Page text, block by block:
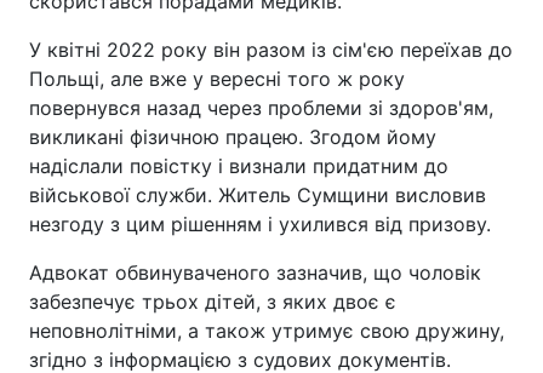
У квітні 2022 року він разом із сім'єю переїхав до
Польщі, але вже у вересні того ж року
повернувся назад через проблеми зі здоров'ям,
викликані фізичною працею. Згодом йому
надіслали повістку і визнали придатним до
військової служби. Житель Сумщини висловив
незгоду з цим рішенням і ухилився від призову.
Адвокат обвинуваченого зазначив, що чоловік
забезпечує трьох дітей, з яких двоє є
неповнолітніми, а також утримує свою дружину,
згідно з інформацією з судових документів.